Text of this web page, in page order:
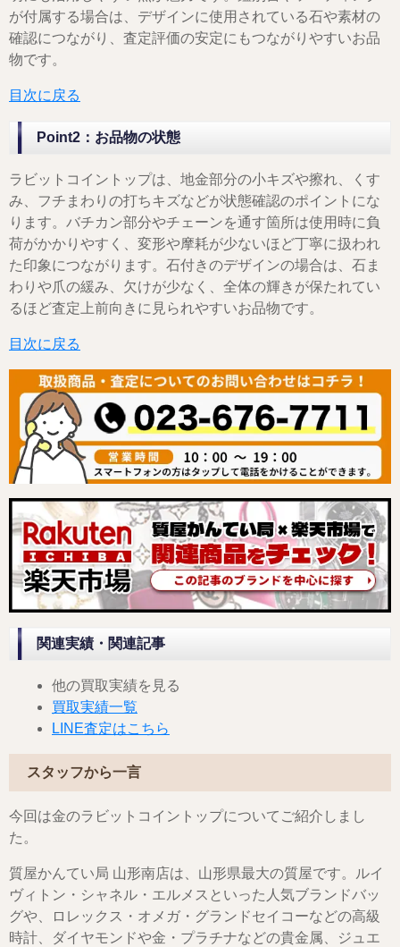
が付属する場合は、デザインに使用されている石や素材の
確認につながり、査定評価の安定にもつながりやすいお品
物です。
目次に戻る
Point2：お品物の状態
ラビットコイントップは、地金部分の小キズや擦れ、くす
み、フチまわりの打ちキズなどが状態確認のポイントにな
ります。バチカン部分やチェーンを通す箇所は使用時に負
荷がかかりやすく、変形や摩耗が少ないほど丁寧に扱われ
た印象につながります。石付きのデザインの場合は、石ま
わりや爪の緩み、欠けが少なく、全体の輝きが保たれてい
るほど査定上前向きに見られやすいお品物です。
目次に戻る
関連実績・関連記事
他の買取実績を見る
買取実績一覧
LINE査定はこちら
スタッフから一言
今回は金のラビットコイントップについてご紹介しまし
た。
質屋かんてい局 山形南店は、山形県最大の質屋です。ルイ
ヴィトン・シャネル・エルメスといった人気ブランドバッ
グや、ロレックス・オメガ・グランドセイコーなどの高級
時計、ダイヤモンドや金・プラチナなどの貴金属、ジュエ